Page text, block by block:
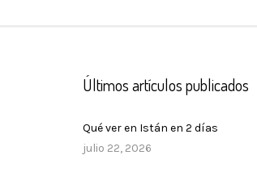
Últimos artículos publicados
Qué ver en Istán en 2 días
julio 22, 2026